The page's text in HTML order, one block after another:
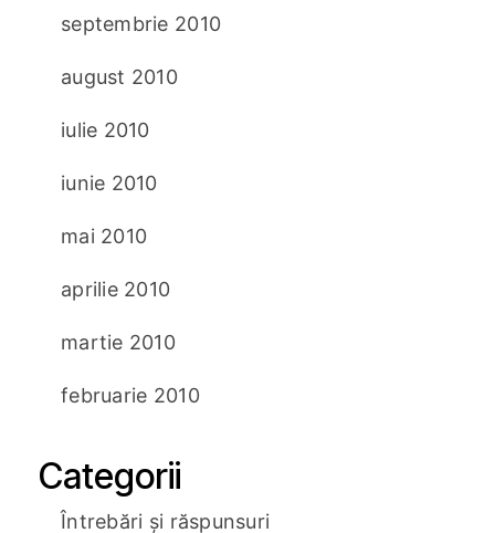
septembrie 2010
august 2010
iulie 2010
iunie 2010
mai 2010
aprilie 2010
martie 2010
februarie 2010
Categorii
Întrebări și răspunsuri